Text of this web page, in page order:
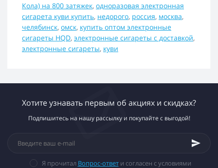
Кола) на 800 затяжек, одноразовая электронная
сигарета куви купить, недорого, россия, москва,
челябинск, омск, купить оптом электронные
сигареты HQD, электронные сигареты с доставкой,
электронные сигареты, куви
Хотите узнавать первым об акциях и скидках?
Подпишитесь на нашу рассылку и покупайте с выгодой!
Я прочитал Вопрос-ответи согласен с условиями